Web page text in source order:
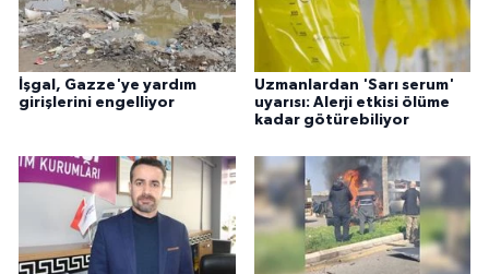
İşgal, Gazze'ye yardım
girişlerini engelliyor
Uzmanlardan 'Sarı serum'
uyarısı: Alerji etkisi ölüme
kadar götürebiliyor